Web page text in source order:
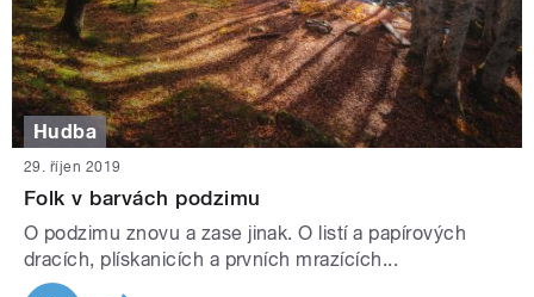
Hudba
29. říjen 2019
Folk v barvách podzimu
O podzimu znovu a zase jinak. O listí a papírových
dracích, plískanicích a prvních mrazících...